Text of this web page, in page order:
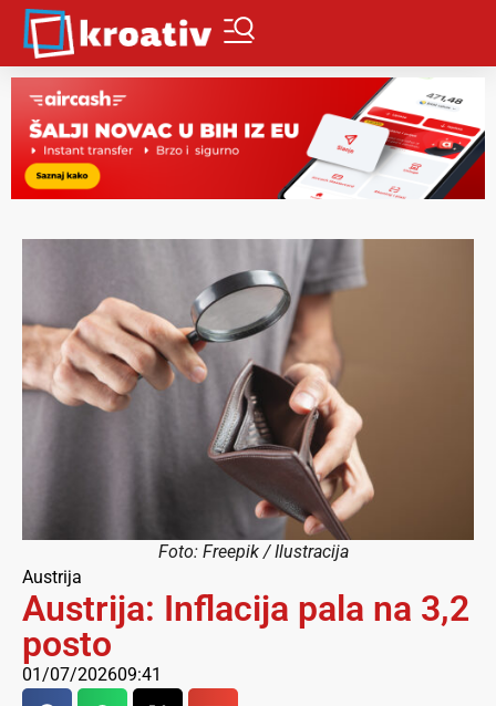
Foto: Freepik / Ilustracija
Austrija
Austrija: Inflacija pala na 3,2
posto
01/07/202609:41